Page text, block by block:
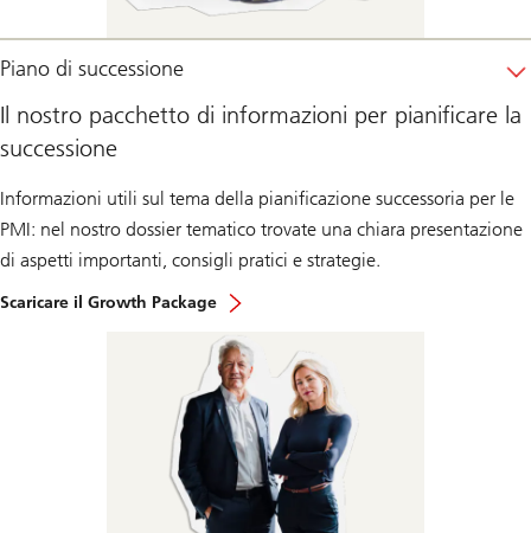
Piano di successione
Il nostro pacchetto di informazioni per pianificare la
successione
Informazioni utili sul tema della pianificazione successoria per le
PMI: nel nostro dossier tematico trovate una chiara presentazione
di aspetti importanti, consigli pratici e strategie.
Scaricare il Growth Package